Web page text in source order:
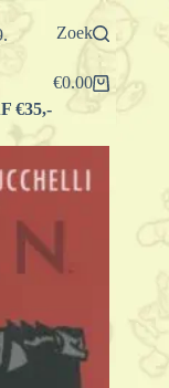
Zoek
Winkelwagen
€0.00
€35,-